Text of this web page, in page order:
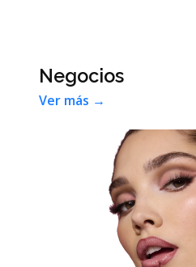
Negocios
Ver más →